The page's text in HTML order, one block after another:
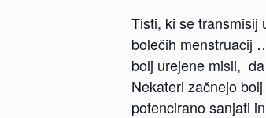
Tisti, ki se transmisij
bolečih menstruacij
bolj urejene misli,
Nekateri začnejo
potencirano sanjati